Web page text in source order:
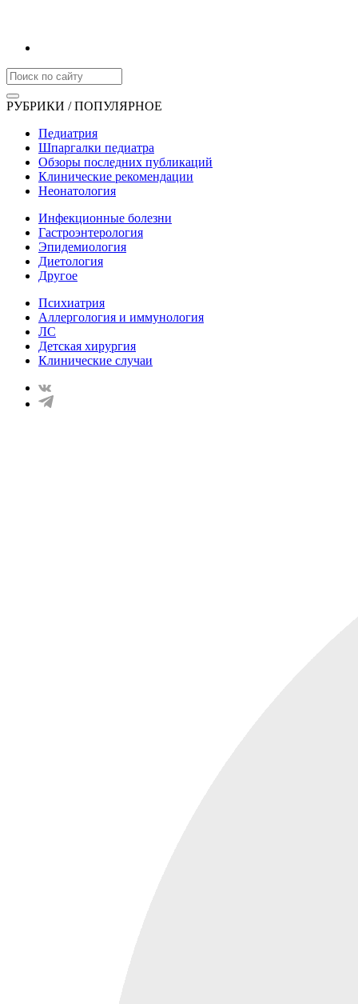
РУБРИКИ / ПОПУЛЯРНОЕ
Педиатрия
Шпаргалки педиатра
Обзоры последних публикаций
Клинические рекомендации
Неонатология
Инфекционные болезни
Гастроэнтерология
Эпидемиология
Диетология
Другое
Психиатрия
Аллергология и иммунология
ЛС
Детская хирургия
Клинические случаи